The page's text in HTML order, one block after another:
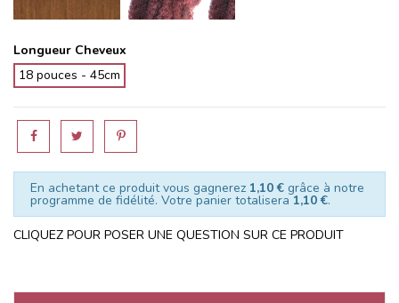
Longueur Cheveux
18 pouces - 45cm
En achetant ce produit vous gagnerez 1,10 €grâce à notre
programme de fidélité. Votre panier totalisera1,10 €.
CLIQUEZ POUR POSER UNE QUESTION SUR CE PRODUIT